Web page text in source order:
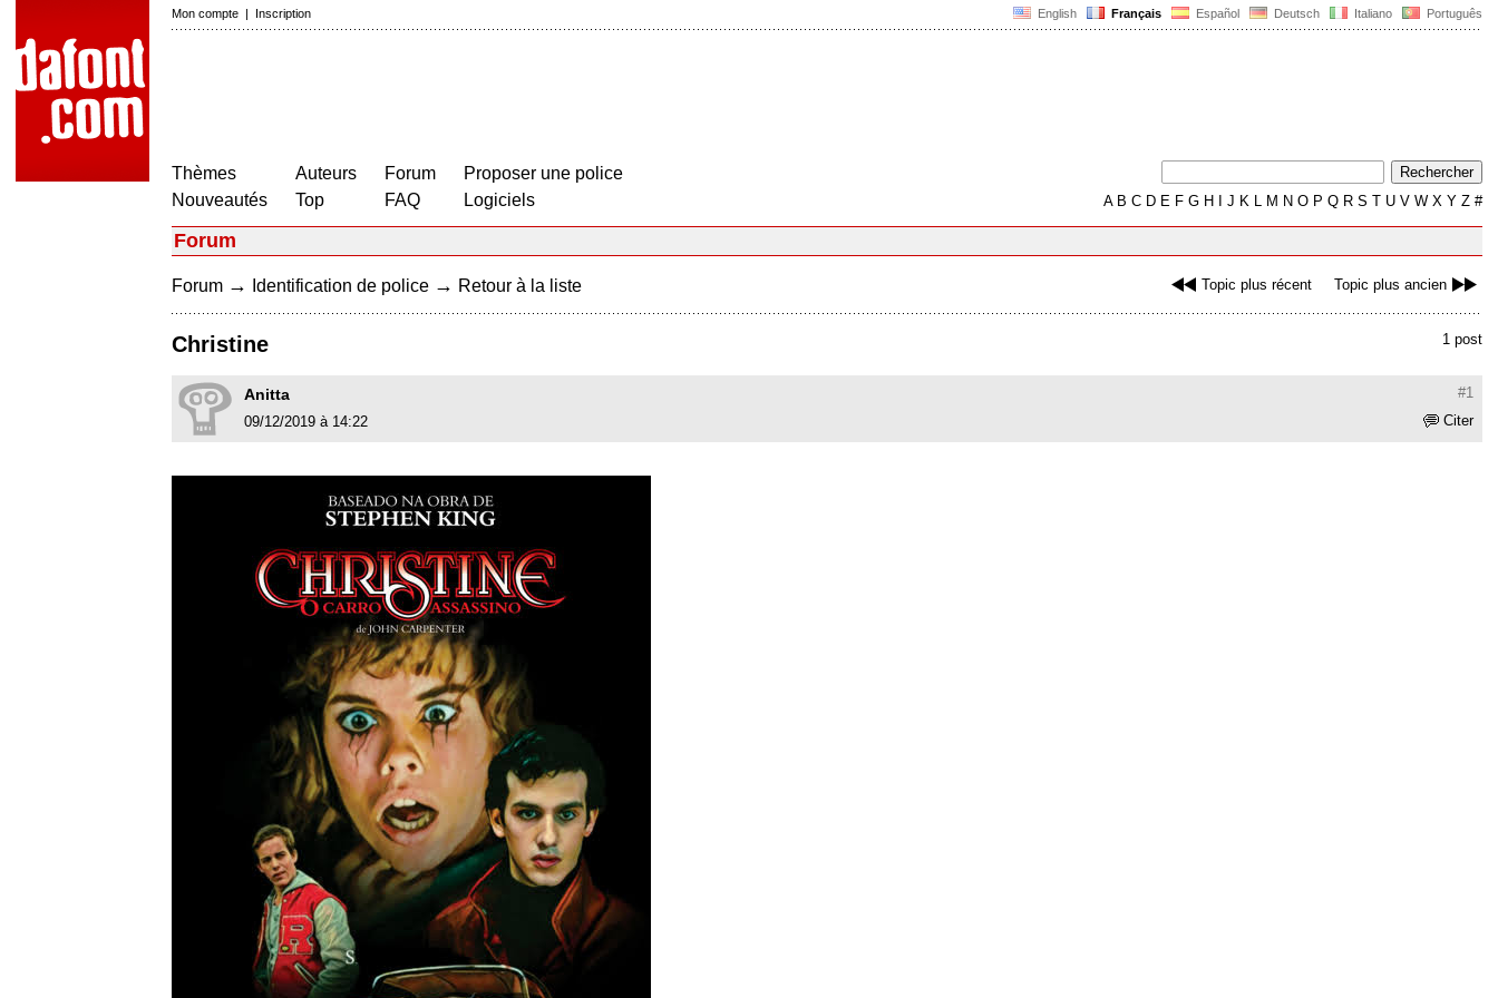
English Français Español Deutsch Italiano Português
Mon compte | Inscription
Thèmes
Nouveautés
Auteurs
Top
Forum
FAQ
Proposer une police
Logiciels
AB C D E F G H J K L M N O P Q R S T U V W X Y Z #
Forum
Topic plus récent Topic plus ancien
Forum → Identification de police → Retour à la liste
1 post
Christine
#1
Anitta
Citer
09/12/2019 à 14:22